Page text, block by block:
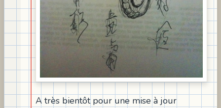
A très bientôt pour une mise à jour